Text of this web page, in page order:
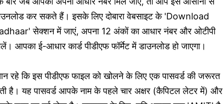
कर सकते हैं। इसके लिए दोबारा वेबसाइट के 'Download
सेक्शन में जाएं, अपना 12 अंकों का आधार नंबर और ओटीपी
आपका ई-आधार कार्ड पीडीएफ फॉर्मेट में डाउनलोड हो जाएगा।
रहे कि इस पीडीएफ फाइल को खोलने के लिए एक पासवर्ड की जरूरत
है। यह पासवर्ड आपके नाम के पहले चार अक्षर (कैपिटल लेटर में) और